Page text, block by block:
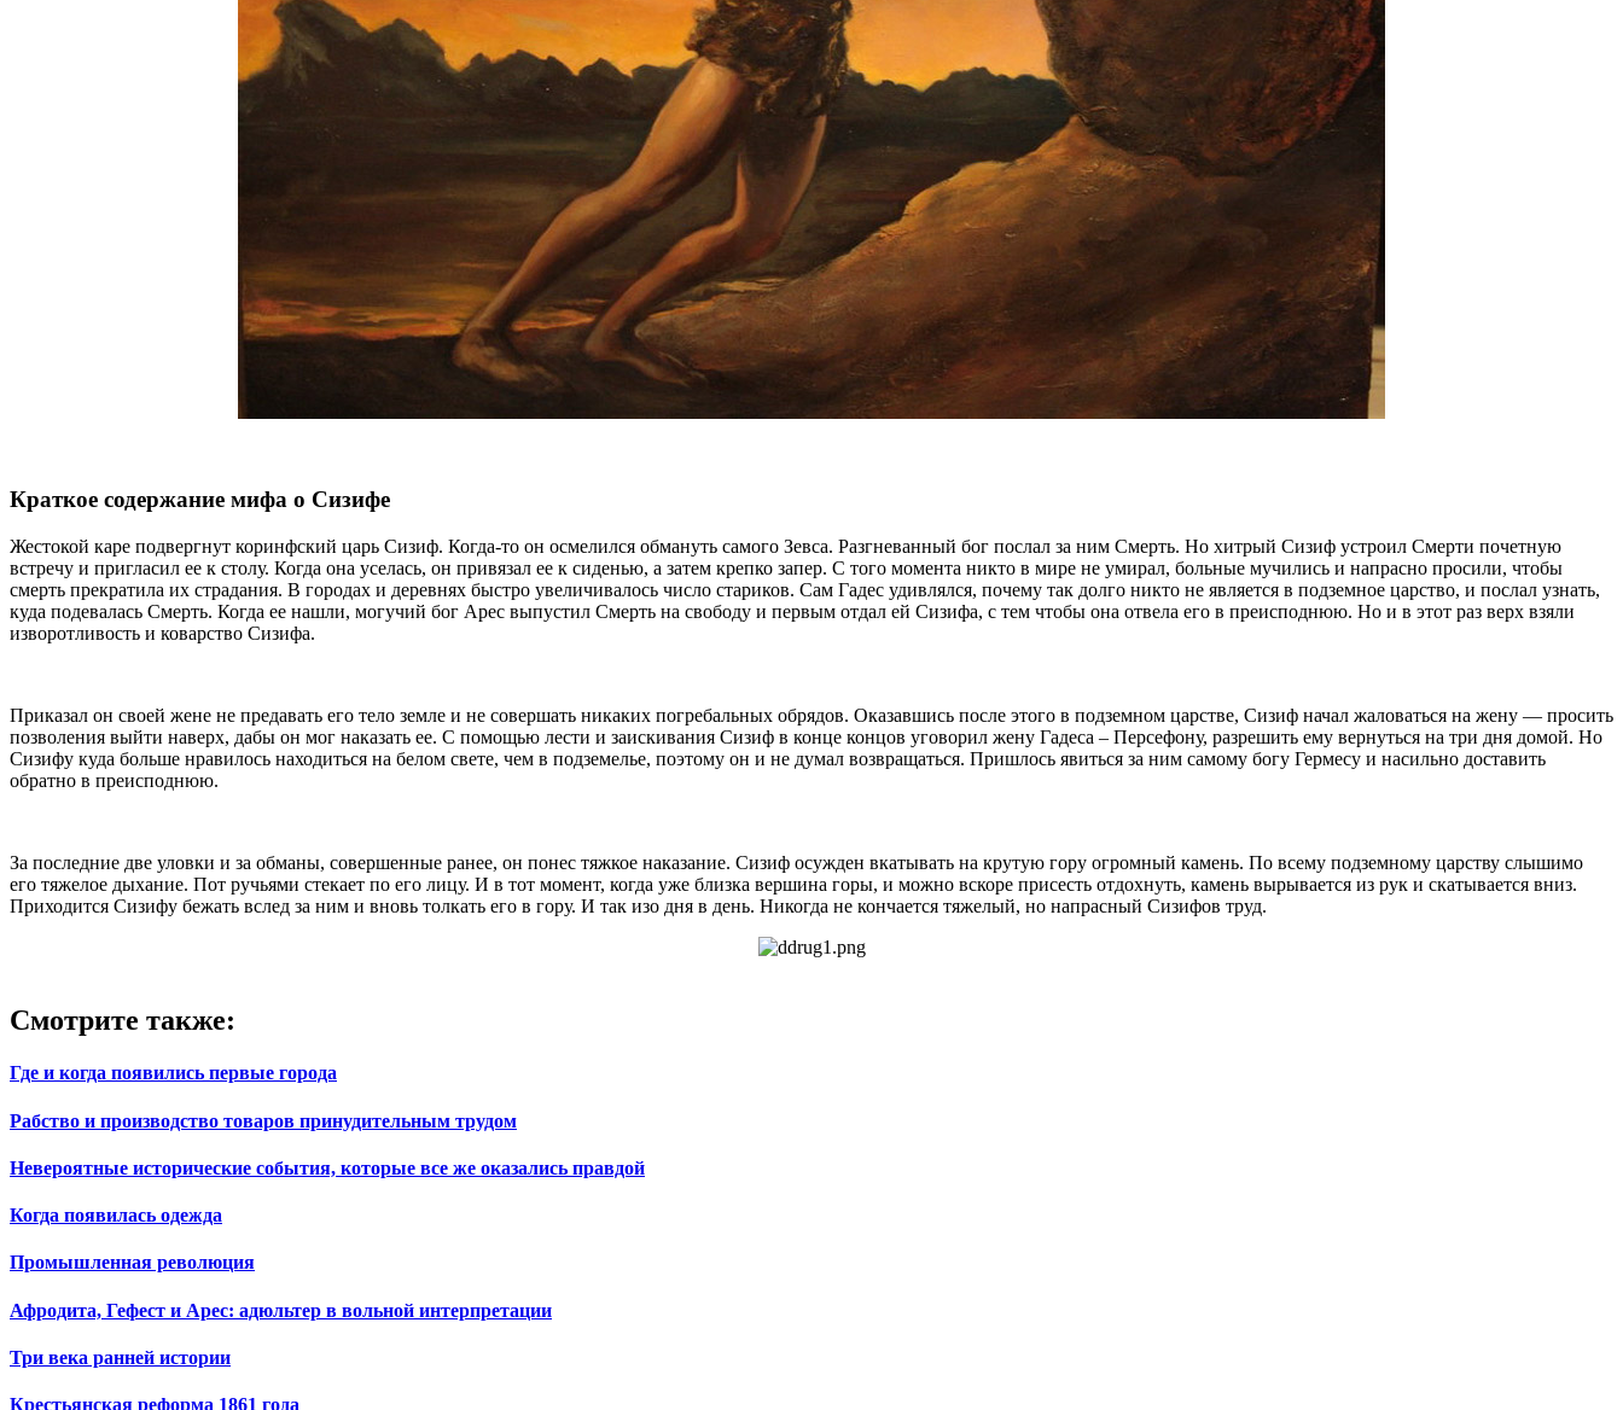
Краткое содержание мифа о Сизифе
Жестокой каре подвергнут коринфский царь Сизиф. Когда-то он осмелился обмануть самого Зевса. Разгневанный бог послал за ним Смерть. Но хитрый Сизиф устроил Смерти почетную
встречу и пригласил ее к столу. Когда она уселась, он привязал ее к сиденью, а затем крепко запер. С того момента никто в мире не умирал, больные мучились и напрасно просили, чтобы
смерть прекратила их страдания. В городах и деревнях быстро увеличивалось число стариков. Сам Гадес удивлялся, почему так долго никто не является в подземное царство, и послал узнать,
куда подевалась Смерть. Когда ее нашли, могучий бог Арес выпустил Смерть на свободу и первым отдал ей Сизифа, с тем чтобы она отвела его в преисподнюю. Но и в этот раз верх взяли
изворотливость и коварство Сизифа.
Приказал он своей жене не предавать его тело земле и не совершать никаких погребальных обрядов. Оказавшись после этого в подземном царстве, Сизиф начал жаловаться на жену — просить
позволения выйти наверх, дабы он мог наказать ее. С помощью лести и заискивания Сизиф в конце концов уговорил жену Гадеса – Персефону, разрешить ему вернуться на три дня домой. Но
Сизифу куда больше нравилось находиться на белом свете, чем в подземелье, поэтому он и не думал возвращаться. Пришлось явиться за ним самому богу Гермесу и насильно доставить
обратно в преисподнюю.
За последние две уловки и за обманы, совершенные ранее, он понес тяжкое наказание. Сизиф осужден вкатывать на крутую гору огромный камень. По всему подземному царству слышимо
его тяжелое дыхание. Пот ручьями стекает по его лицу. И в тот момент, когда уже близка вершина горы, и можно вскоре присесть отдохнуть, камень вырывается из рук и скатывается вниз.
Приходится Сизифу бежать вслед за ним и вновь толкать его в гору. И так изо дня в день. Никогда не кончается тяжелый, но напрасный Сизифов труд.
Смотрите также:
Где и когда появились первые города
Рабство и производство товаров принудительным трудом
Невероятные исторические события, которые все же оказались правдой
Когда появилась одежда
Промышленная революция
Афродита, Гефест и Арес: адюльтер в вольной интерпретации
Три века ранней истории
Крестьянская реформа 1861 года